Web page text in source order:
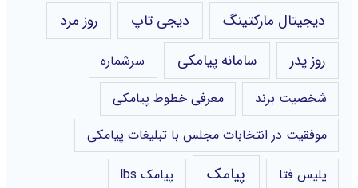
دیجیتال مارکتینگ دیجی تاپ
روز مرد
روز پدر
سامانه پیامکی
سرشماره
شخصیت برند
معرفی خطوط پیامکی
موفقیت در انتخابات مجلس با تبلیغات پیامکی
پلیس فتا پیامک پیامک lbs